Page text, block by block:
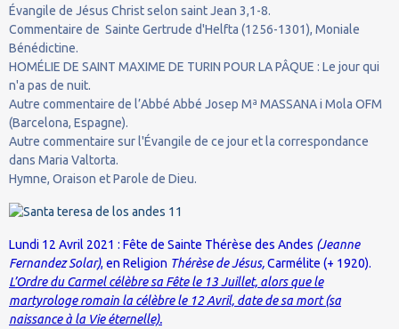
Évangile de Jésus Christ selon saint Jean 3,1-8.
Commentaire de Sainte Gertrude d'Helfta (1256-1301), Moniale
Bénédictine.
HOMÉLIE DE SAINT MAXIME DE TURIN POUR LA PÂQUE : Le jour qui
n'a pas de nuit.
Autre commentaire de l’Abbé Abbé Josep Mª MASSANA i Mola OFM
(Barcelona, Espagne).
Autre commentaire sur l'Évangile de ce jour et la correspondance
dans Maria Valtorta.
Hymne, Oraison et Parole de Dieu.
Lundi 12 Avril 2021 : Fête de Sainte Thérèse des Andes (Jeanne
Fernandez Solar), en Religion Thérèse de Jésus,Carmélite (+ 1920).
L’Ordre du Carmel célèbre sa Fête le 13 Juillet, alors que le
martyrologe romain la célèbre le 12 Avril, date de sa mort (sa
naissance à la Vie éternelle).